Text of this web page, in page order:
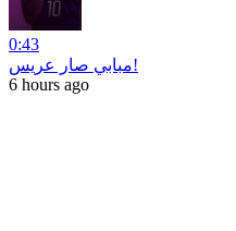
0:43
مبابي صار عريس!
6 hours ago